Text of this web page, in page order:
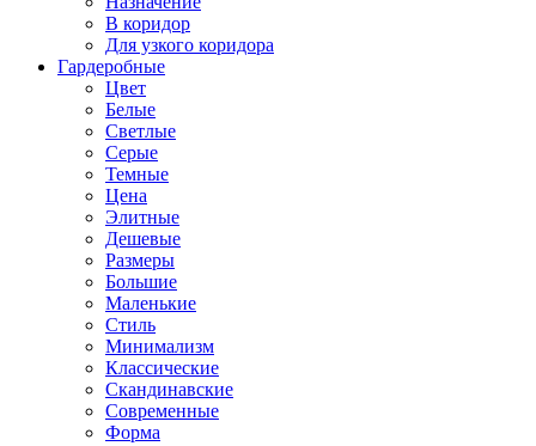
В коридор
Для узкого коридора
Гардеробные
Цвет
Белые
Светлые
Серые
Темные
Цена
Элитные
Дешевые
Размеры
Большие
Маленькие
Стиль
Минимализм
Классические
Скандинавские
Современные
Форма